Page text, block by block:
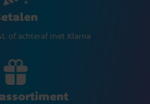
of achteraf met Klarna